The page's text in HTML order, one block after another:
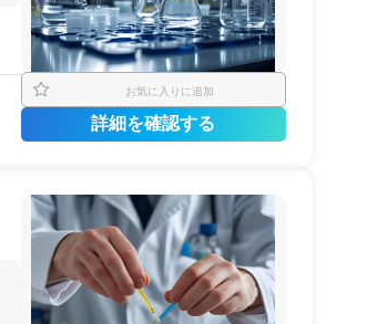
お気に入りに追加
詳細を確認する